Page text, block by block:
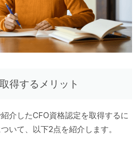
得するメリット
介したCFO資格認定を取得するに
いて、以下2点を紹介します。